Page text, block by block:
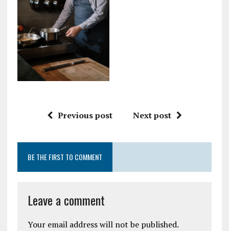
Previous post Next post
BE THE FIRST TO COMMENT
Leave a comment
Your email address will not be published.